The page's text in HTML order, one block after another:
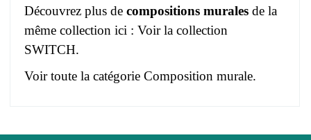
Découvrez plus de compositions murales de la
même collection ici : Voir la collection
SWITCH.
Voir toute la catégorie Composition murale.